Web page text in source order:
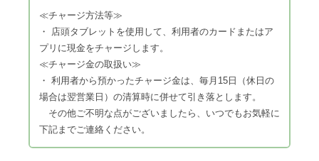
≪チャージ方法等≫
・ 店頭タブレットを使用して、利用者のカードまたはア
プリに現金をチャージします。
≪チャージ金の取扱い≫
・ 利用者から預かったチャージ金は、毎月15日（休日の
場合は翌営業日）の清算時に併せて引き落とします。
その他ご不明な点がございましたら、いつでもお気軽に
下記までご連絡ください。